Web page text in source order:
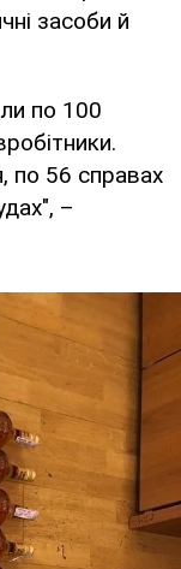
засоби й
по 100
по 56 справах
–